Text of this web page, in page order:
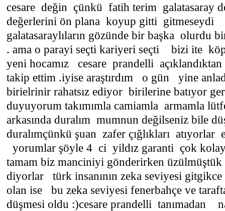
cesare değin çünkü fatih terim galatasaray
değerlerini ön plana koyup gitti gitmeseydi
galatasaraylıların gözünde bir başka olurdu
. ama o parayi seçti kariyeri seçti bizi ite
yeni hocamız cesare prandelli açıklandıktan
takip ettim .iyise araştırdım o gün yine
birielrinir rahatsız ediyor birilerine batıyor
duyuyorum takımımla camiamla armamla
arkasında duralım mumnun değilseniz bile
duralımçünkü şuan zafer çığlıkları
yorumlar şöyle 4 ci yildız garanti çok
tamam biz manciniyi gönderirken
diyorlar türk insanının zeka seviyesi
olan ise bu zeka seviyesi fenerbahçe ve
düşmesi oldu :)cesare prandelli tanımadan